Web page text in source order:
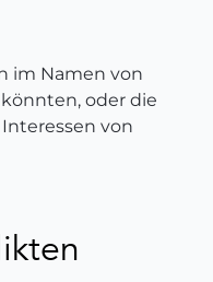
im Namen von
oder die
von